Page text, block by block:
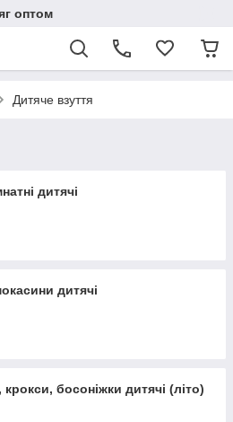
оптом
Дитяче взуття
дитячі
дитячі
босоніжки дитячі (літо)